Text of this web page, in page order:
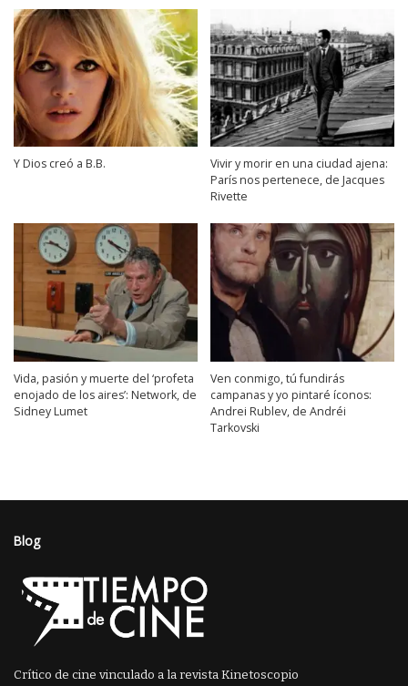
Y Dios creó a B.B.
Vivir y morir en una ciudad ajena:
París nos pertenece, de Jacques
Rivette
Vida, pasión y muerte del ‘profeta
enojado de los aires’: Network, de
Sidney Lumet
Ven conmigo, tú fundirás
campanas y yo pintaré íconos:
Andrei Rublev, de Andréi
Tarkovski
Blog
Crítico de cine vinculado a la revista Kinetoscopio